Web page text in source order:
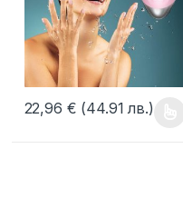
22,96 € (44.91 лв.)
This product has multiple